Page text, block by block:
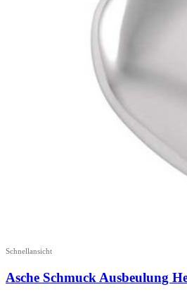
Schnellansicht
Asche Schmuck Ausbeulung